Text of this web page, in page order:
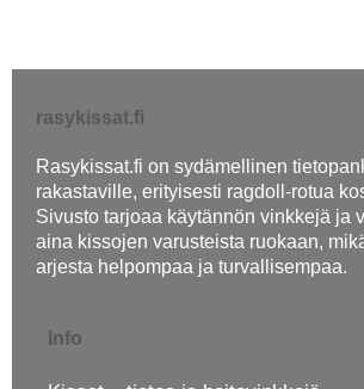
rasykissat.fi
Rasykissat.fi on sydämellinen
rakastaville, erityisesti ragdoll-rotua
Sivusto tarjoaa käytännön vinkkejä ja
aina kissojen varusteista ruokaan,
arjesta helpompaa ja turvallisempaa.
Info